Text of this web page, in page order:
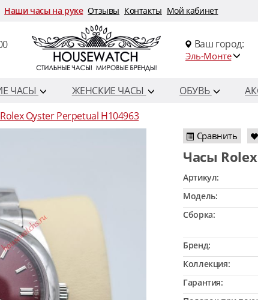
Наши часы на руке Отзывы Контакты Мой кабинет
Ваш город:
Эль-Монте
ЧАСЫ ЖЕНСКИЕ ЧАСЫ ОБУВЬ
Oyster Perpetual H104963
Сравнить
Часы
Артикул:
Модель:
Сборка:
Бренд:
Коллекция:
Гарантия: